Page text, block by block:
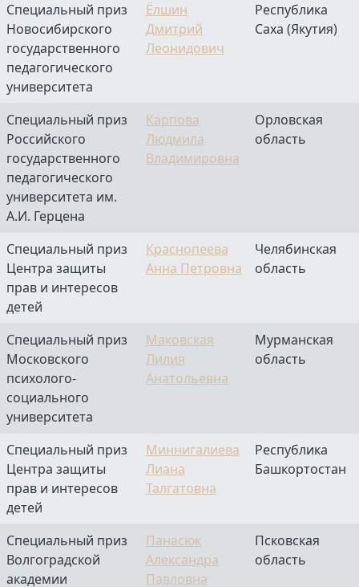
Специальный приз
Новосибирского
государственного
педагогического
университета
Ёлшин
Дмитрий
Леонидович
Республика
Саха (Якутия)
Специальный приз
Российского
государственного
педагогического
университета им.
А.И. Герцена
Карпова
Людмила
Владимировна
Орловская
область
Специальный приз
Центра защиты
прав и интересов
детей
Краснопеева
Анна Петровна
Челябинская
область
Специальный приз
Московского
психолого-
социального
университета
Маковская
Лилия
Анатольевна
Мурманская
область
Специальный приз
Центра защиты
прав и интересов
детей
Миннигалиева
Лиана
Талгатовна
Республика
Башкортостан
Специальный приз
Волгоградской
академии
Панасюк
Александра
Павловна
Псковская
область